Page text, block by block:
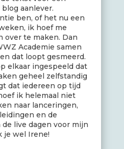
aanlever.
ben, of het nu een
ik hoef me
over te maken. Dan
Academie samen
dat loopt gesmeerd.
elkaar ingespeeld dat
geheel zelfstandig
dat iedereen op tijd
ik helemaal niet
naar lanceringen,
en de
live dagen voor mijn
je wel Irene!